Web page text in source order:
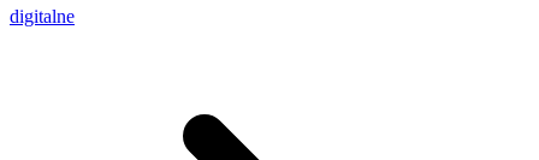
digitalne